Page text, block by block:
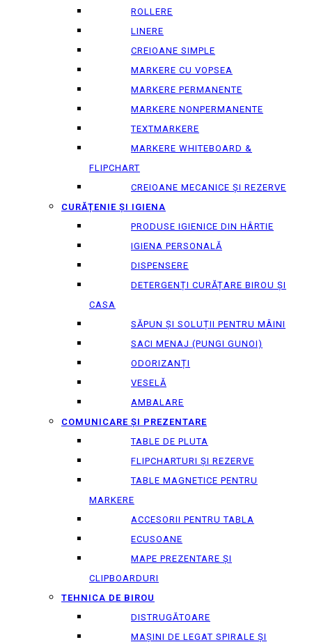
ROLLERE
LINERE
CREIOANE SIMPLE
MARKERE CU VOPSEA
MARKERE PERMANENTE
MARKERE NONPERMANENTE
TEXTMARKERE
MARKERE WHITEBOARD &
FLIPCHART
CREIOANE MECANICE ȘI REZERVE
CURĂȚENIE ȘI IGIENA
PRODUSE IGIENICE DIN HÂRTIE
IGIENA PERSONALĂ
DISPENSERE
DETERGENȚI CURĂȚARE BIROU ȘI
CASA
SĂPUN ȘI SOLUȚII PENTRU MÂINI
SACI MENAJ (PUNGI GUNOI)
ODORIZANȚI
VESELĂ
AMBALARE
COMUNICARE ȘI PREZENTARE
TABLE DE PLUTA
FLIPCHARTURI ȘI REZERVE
TABLE MAGNETICE PENTRU
MARKERE
ACCESORII PENTRU TABLA
ECUSOANE
MAPE PREZENTARE ȘI
CLIPBOARDURI
TEHNICA DE BIROU
DISTRUGĂTOARE
MAȘINI DE LEGAT SPIRALE ȘI